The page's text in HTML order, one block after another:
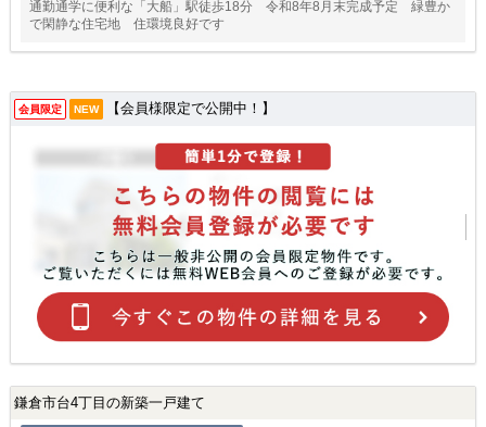
通勤通学に便利な「大船」駅徒歩18分 令和8年8月末完成予定 緑豊か
で閑静な住宅地 住環境良好です
会員限定 NEW 【会員様限定で公開中！】
鎌倉市台4丁目の新築一戸建て